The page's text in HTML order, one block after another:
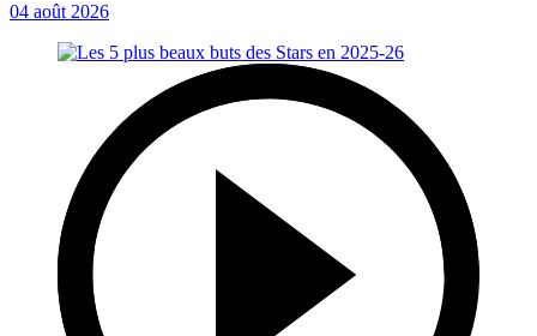
04 août 2026